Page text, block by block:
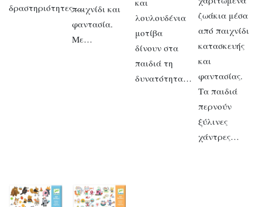
δραστηριότητες….παιχνίδι και
φαντασία.
Με…
λουλουδένια
μοτίβα
δίνουν στα
παιδιά τη
δυνατότητα…
ζωάκια μέσα
από παιχνίδι
κατασκευής
και
φαντασίας.
Τα παιδιά
περνούν
ξύλινες
χάντρες…